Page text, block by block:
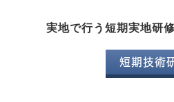
実地で行う短期実地研
短期技術